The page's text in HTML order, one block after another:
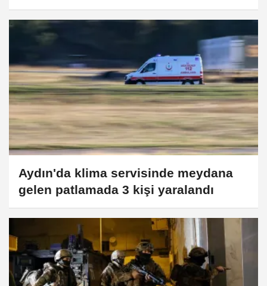
performansını destekliyor
Aydın'da klima servisinde meydana
gelen patlamada 3 kişi yaralandı